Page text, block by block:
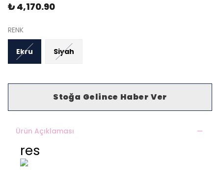
₺ 4,170.90
RENK
Ekru Siyah
Stoğa Gelince Haber Ver
Ürün Açıklaması
res